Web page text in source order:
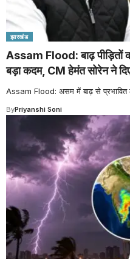
झारखंड
Assam Flood: बाढ़ पीड़ितों
बड़ा कदम, CM हेमंत सोरेन ने
Assam Flood: असम में बाढ़ से प्रभावित
ByPriyanshi Soni